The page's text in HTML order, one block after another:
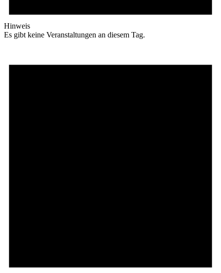
Hinweis
Es gibt keine Veranstaltungen an diesem Tag.